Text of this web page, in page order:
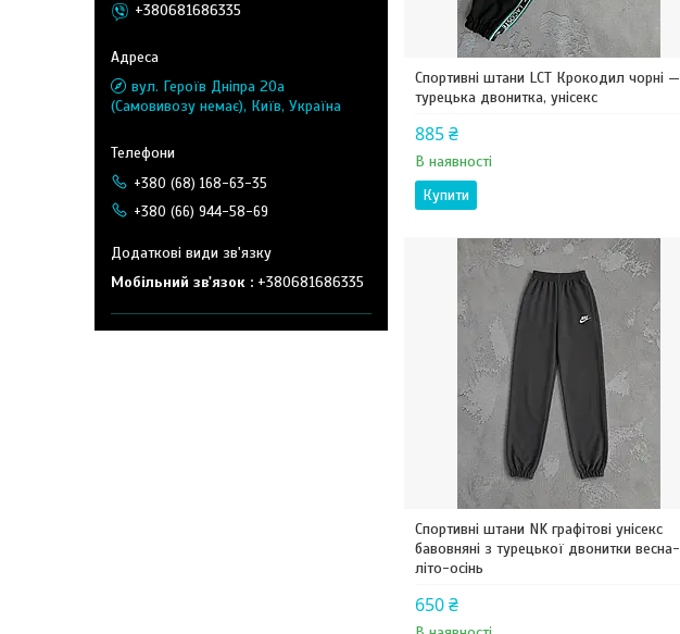
Спортивні штани LCT Крокодил чорні —
турецька двонитка, унісекс
885 ₴
В наявності
Купити
Спортивні штани NK графітові унісекс
бавовняні з турецької двонитки весна-
літо-осінь
650 ₴
+380681686335
вул. Героїв Дніпра 20а
(Самовивозу немає), Київ, Україна
+380 (68) 168-63-35
+380 (66) 944-58-69
Мобільний зв'язок +380681686335